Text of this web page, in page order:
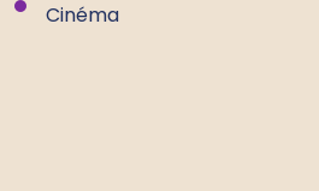
Cinéma